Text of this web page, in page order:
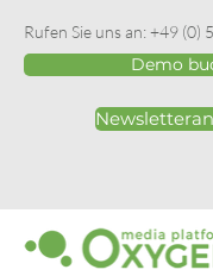
Rufen Sie uns an:+49 (0)
Demo